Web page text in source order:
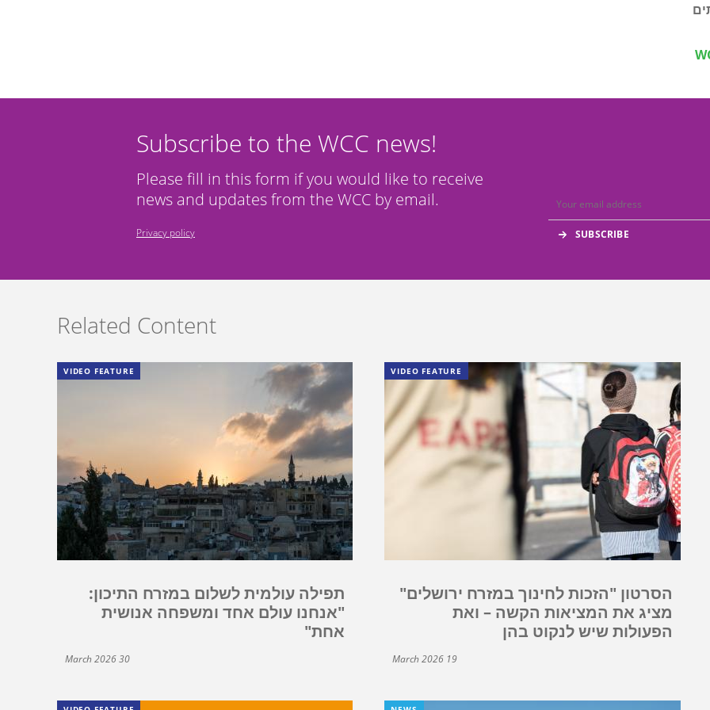
Subscribe to the WCC news!
Please fill in this form if you would like to receive
news and updates from the WCC by email.
Privacy policy
Related Content
VIDEO FEATURE
תפילה עולמית לשלום במזרח התיכון:
"אנחנו עולם אחד ומשפחה אנושית
אחת"
30 March 2026
VIDEO FEATURE
הסרטון "הזכות לחינוך במזרח ירושלים"
מציג את המציאות הקשה – ואת
הפעולות שיש לנקוט בהן
19 March 2026